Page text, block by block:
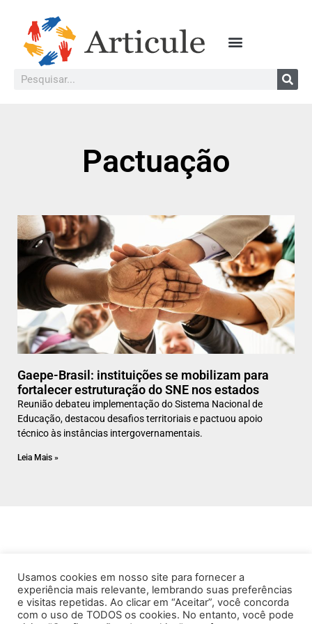
Pactuação
Gaepe-Brasil: instituições se mobilizam para
fortalecer estruturação do SNE nos estados
Reunião debateu implementação do Sistema Nacional de
Educação, destacou desafios territoriais e pactuou apoio
técnico às instâncias intergovernamentais.
Leia Mais »
Usamos cookies em nosso site para fornecer a
experiência mais relevante, lembrando suas preferências
e visitas repetidas. Ao clicar em “Aceitar”, você concorda
com o uso de TODOS os cookies. No entanto, você pode